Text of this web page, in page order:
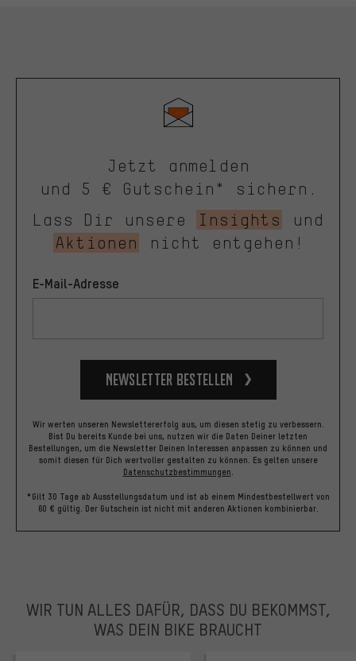
Jetzt anmelden
und 5 € Gutschein* sichern.
Lass Dir unsere
Insights
und
Aktionen
nicht entgehen!
E-Mail-Adresse
Newsletter bestellen
Wir werten unseren Newslettererfolg aus, um diesen stetig zu verbessern.
Bist Du bereits Kunde bei uns, nutzen wir die Daten Deiner letzten
Bestellungen, um die Newsletter Deinen Interessen anpassen zu können und
somit diesen für Dich wertvoller gestalten zu können. Es gelten unsere
Datenschutzbestimmungen.
*Gilt 30 Tage ab Ausstellungsdatum und ist ab einem Mindestbestellwert von
60 € gültig. Der Gutschein ist nicht mit anderen Aktionen kombinierbar.
WIR TUN ALLES DAFÜR, DASS DU BEKOMMST,
WAS DEIN BIKE BRAUCHT